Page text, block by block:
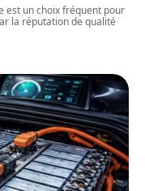
est un choix fréquent pour
la réputation de qualité